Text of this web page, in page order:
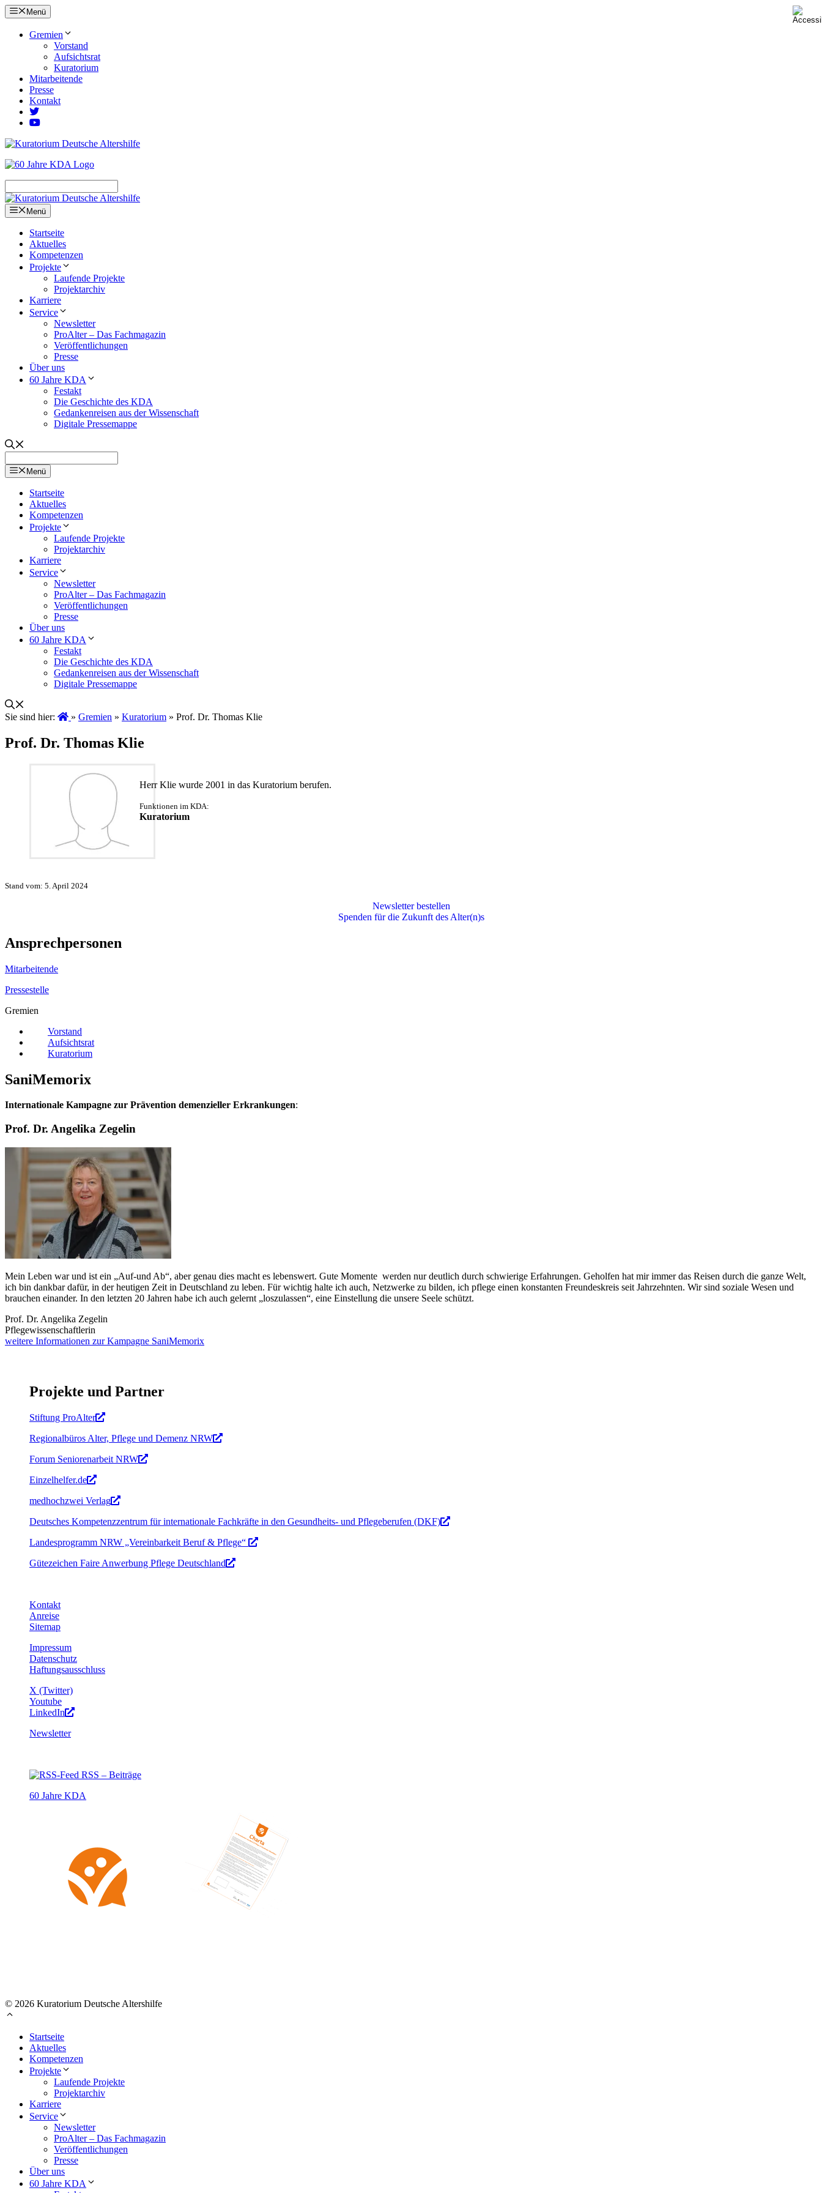
Zum
Inhalt
springen
Menü
Gremien
Vorstand
Aufsichtsrat
Kuratorium
Mitarbeitende
Presse
Kontakt
Menü
Startseite
Aktuelles
Kompetenzen
Projekte
Laufende Projekte
Projektarchiv
Karriere
Service
Newsletter
ProAlter – Das Fachmagazin
Veröffentlichungen
Presse
Über uns
60 Jahre KDA
Festakt
Die Geschichte des KDA
Gedankenreisen aus der Wissenschaft
Digitale Pressemappe
Menü
Startseite
Aktuelles
Kompetenzen
Projekte
Laufende Projekte
Projektarchiv
Karriere
Service
Newsletter
ProAlter – Das Fachmagazin
Veröffentlichungen
Presse
Über uns
60 Jahre KDA
Festakt
Die Geschichte des KDA
Gedankenreisen aus der Wissenschaft
Digitale Pressemappe
Sie sind hier: » Gremien » Kuratorium » Prof. Dr. Thomas Klie
Prof. Dr. Thomas Klie
Herr Klie wurde 2001 in das Kuratorium berufen.
Funktionen im KDA:
Kuratorium
Stand vom: 5. April 2024
Newsletter bestellen
Spenden für die Zukunft des Alter(n)s
Ansprechpersonen
Mitarbeitende
Pressestelle
Gremien
Vorstand
Aufsichtsrat
Kuratorium
SaniMemorix
Internationale Kampagne zur Prävention demenzieller Erkrankungen:
Prof. Dr. Angelika Zegelin
Mein Leben war und ist ein „Auf-und Ab“, aber genau dies macht es lebenswert. Gute Momente werden nur deutlich durch schwierige Erfahrungen. Geholfen hat mir immer das Reisen durch die ganze Welt,
ich bin dankbar dafür, in der heutigen Zeit in Deutschland zu leben. Für wichtig halte ich auch, Netzwerke zu bilden, ich pflege einen konstanten Freundeskreis seit Jahrzehnten. Wir sind soziale Wesen und
brauchen einander. In den letzten 20 Jahren habe ich auch gelernt „loszulassen“, eine Einstellung die unsere Seele schützt.
Prof. Dr. Angelika Zegelin
Pflegewissenschaftlerin
weitere Informationen zur Kampagne SaniMemorix
Projekte und Partner
Stiftung ProAlter
Regionalbüros Alter, Pflege und Demenz NRW
Forum Seniorenarbeit NRW
Einzelhelfer.de
medhochzwei Verlag
Deutsches Kompetenzzentrum für internationale Fachkräfte in den Gesundheits- und Pflegeberufen (DKF)
Landesprogramm NRW „Vereinbarkeit Beruf & Pflege“
Gütezeichen Faire Anwerbung Pflege Deutschland
Kontakt
Anreise
Sitemap
Impressum
Datenschutz
Haftungsausschluss
X (Twitter)
Youtube
LinkedIn
Newsletter
RSS – Beiträge
60 Jahre KDA
© 2026 Kuratorium Deutsche Altershilfe
Startseite
Aktuelles
Kompetenzen
Projekte
Laufende Projekte
Projektarchiv
Karriere
Service
Newsletter
ProAlter – Das Fachmagazin
Veröffentlichungen
Presse
Über uns
60 Jahre KDA